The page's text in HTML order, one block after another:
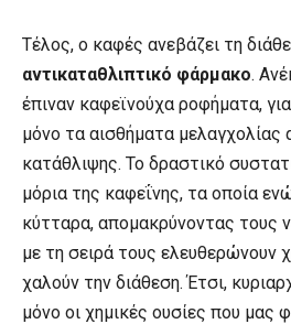
Τέλος, ο καφές ανεβάζει τη
αντικαταθλιπτικό φάρμακο.
έπιναν καφεϊνούχα ροφήματα,
μόνο τα αισθήματα μελαγχολίας
κατάθλιψης. Το δραστικό
μόρια της καφεΐνης, τα οποία
κύτταρα, απομακρύνοντας τους
με τη σειρά τους ελευθερώνουν
χαλούν την διάθεση. Έτσι,
μόνο οι χημικές ουσίες που μας